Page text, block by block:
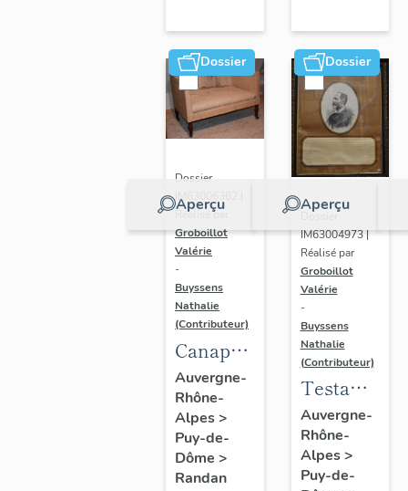
Dossier
Aperçu
Dossier
IM63006362 |
Réalisé par
Groboillot
Valérie
-
Buyssens
Nathalie
(Contributeur)
Canapé
à joues
n° 2
Auvergne-
Rhône-
Alpes>
Puy-de-
Dôme >
Randan
Dossier
Aperçu
Dossier
IM63004973 |
Réalisé par
Groboillot
Valérie
-
Buyssens
Nathalie
(Contributeur)
Testament
politique
de
Philippe
Auvergne-
Rhône-
Alpes>
Puy-de-